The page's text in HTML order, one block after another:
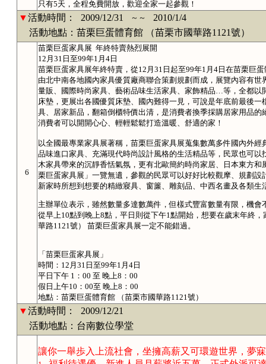
只有5天，全程免費開放，歡迎全家一起參觀！
▼活動時間： 2009/12/31 ～～
2010/1/4
活動地點：苗栗巨蛋體育館 （苗栗市國華路1121號）
6
苗栗巨蛋家具展 年終特賣熱烈展開
12月31日至99年1月4日
苗栗巨蛋家具展年終特賣，從12月31日起至99年1月4日在苗栗巨
由北中南各地國內家具優質廠商聯合策劃規劃而成，展覽內容有
量販、國際時尚家具、藝術品味生活家具、家飾精品…等，全都以
床墊，更展出各國優質床墊、國內難得一見，可說是年底前最後
具、居家新品，翻箱倒櫃特價出清，是消費者換季採購居家用品
消費者可以開開心心、輕輕鬆鬆打造溫暖、舒適的家！
以全國最專業家具展著稱，苗栗巨蛋家具展蒐集數萬多件國內外
品味進口家具、充滿現代時尚設計風格的生活精品等，民眾也可
木家具帶來的沉靜香恬氣氛，更有北歐簡約時尚家居、日本東方
栗巨蛋家具展」一覽無遺，參觀的民眾可以好好比較觀摩、規劃
新家時所想到想要的精緻寢具、窗簾、雕刻品、中西名畫及各類
主辦單位表示，雖然數量多達數萬件，但樣式豐富數量有限，機
從早上10點到晚上8點，平日則從下午1點開始，想要在歲末年終
華路1121號） 苗栗巨蛋家具展一定不能錯過。
「苗栗巨蛋家具展」
時間：12月31日至99年1月4日
平日下午 1：00 至 晚上8：00
假日上午10：00至 晚上8：00
地點：苗栗巨蛋體育館 （苗栗市國華路1121號）
▼活動時間：
2009/12/21
活動地點：台南數位學堂
讓你一舉歩入上流社會，坐擁高薪又可環遊世界，夢